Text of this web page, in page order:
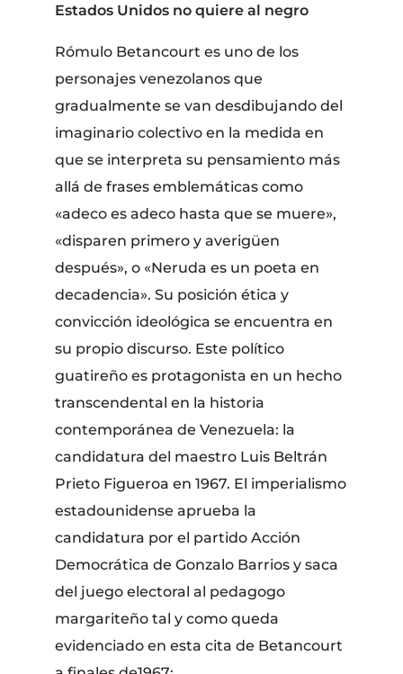
Estados Unidos no quiere al negro
Rómulo Betancourt es uno de los
personajes venezolanos que
gradualmente se van desdibujando del
imaginario colectivo en la medida en
que se interpreta su pensamiento más
allá de frases emblemáticas como
«adeco es adeco hasta que se muere»,
«disparen primero y averigüen
después», o «Neruda es un poeta en
decadencia». Su posición ética y
convicción ideológica se encuentra en
su propio discurso. Este político
guatireño es protagonista en un hecho
transcendental en la historia
contemporánea de Venezuela: la
candidatura del maestro Luis Beltrán
Prieto Figueroa en 1967. El imperialismo
estadounidense aprueba la
candidatura por el partido Acción
Democrática de Gonzalo Barrios y saca
del juego electoral al pedagogo
margariteño tal y como queda
evidenciado en esta cita de Betancourt